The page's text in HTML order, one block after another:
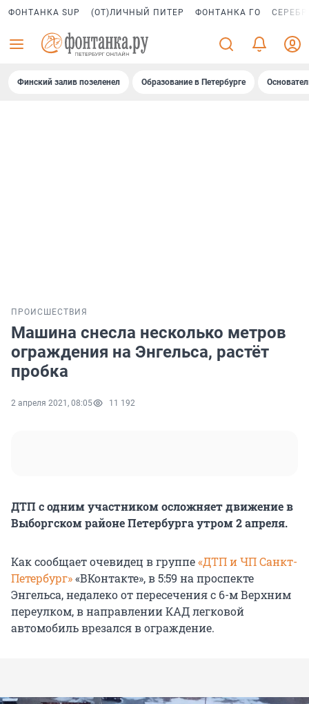
ФОНТАНКА SUP (ОТ)ЛИЧНЫЙ ПИТЕР ФОНТАНКА ГО
Финский залив позеленел Образование в Петербурге
ПРОИСШЕСТВИЯ
Машина снесла несколько метров
ограждения на Энгельса, растёт
пробка
2 апреля 2021, 08:05 11 192
ДТП с одним участником осложняет движение в
Выборгском районе Петербурга утром 2 апреля.
Как сообщает очевидец в группе«ДТП и ЧП Санкт-
Петербург»«ВКонтакте», в 5:59 на проспекте
Энгельса, недалеко от пересечения с 6-м Верхним
переулком, в направлении КАД легковой
автомобиль врезался в ограждение.